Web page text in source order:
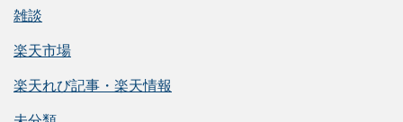
雑談
楽天市場
楽天れび記事・楽天情報